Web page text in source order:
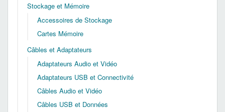
Stockage et Mémoire
Accessoires de Stockage
Cartes Mémoire
Câbles et Adaptateurs
Adaptateurs Audio et Vidéo
Adaptateurs USB et Connectivité
Câbles Audio et Vidéo
Câbles USB et Données